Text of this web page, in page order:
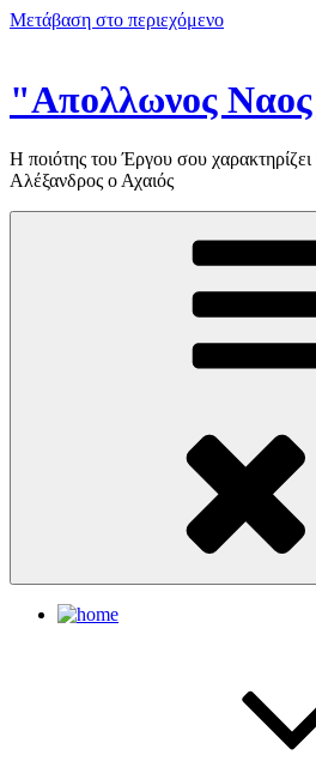
Μετάβαση στο περιεχόμενο
"Απολλωνος
Η ποιότης του Έργου σου
Αλέξανδρος ο Αχαιός